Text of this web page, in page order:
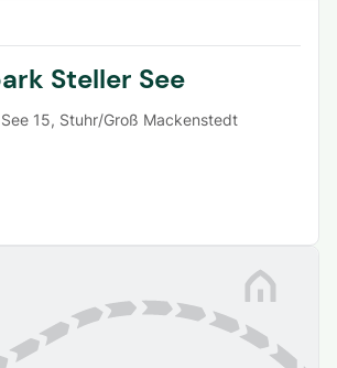
Steller See
15, Stuhr/Groß Mackenstedt